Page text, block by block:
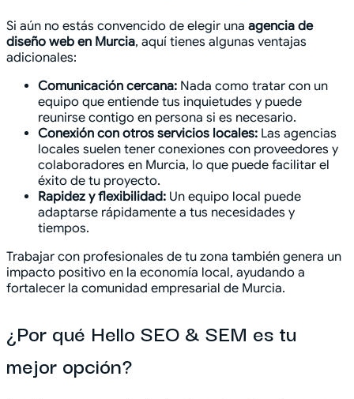
Si aún no estás convencido de elegir una agencia de
diseño web en Murcia, aquí tienes algunas ventajas
adicionales:
Comunicación cercana: Nada como tratar con un
equipo que entiende tus inquietudes y puede
reunirse contigo en persona si es necesario.
Conexión con otros servicios locales: Las agencias
locales suelen tener conexiones con proveedores y
colaboradores en Murcia, lo que puede facilitar el
éxito de tu proyecto.
Rapidez y flexibilidad: Un equipo local puede
adaptarse rápidamente a tus necesidades y
tiempos.
Trabajar con profesionales de tu zona también genera un
impacto positivo en la economía local, ayudando a
fortalecer la comunidad empresarial de Murcia.
¿Por qué Hello SEO & SEM es tu
mejor opción?